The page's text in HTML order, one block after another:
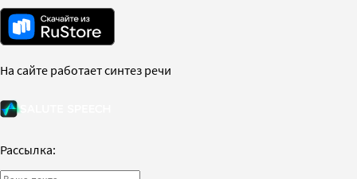
На сайте работает синтез речи
Рассылка: